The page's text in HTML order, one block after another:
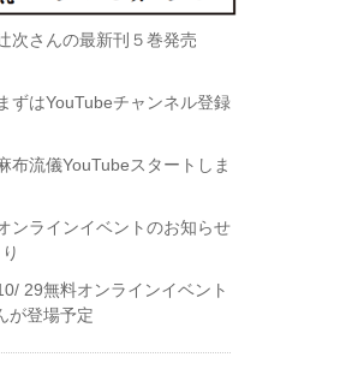
次さんの最新刊５巻発売
まずはYouTubeチャンネル登録
布流儀YouTubeスタートしま
ンラインイベントのお知らせ
29無料オンラインイベント
が登場予定